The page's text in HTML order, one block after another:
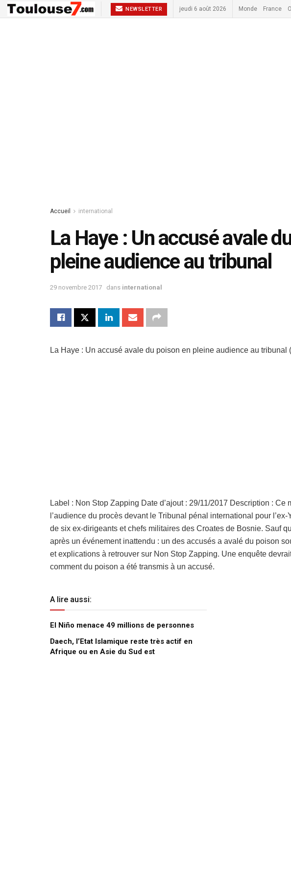
NEWSLETTER jeudi 6 août 2026 Monde France
Accueil international
La Haye : Un accusé avale
pleine audience au tribunal
29 novembre 2017 dans international
La Haye : Un accusé avale du poison en pleine audience au tribunal
Label : Non Stop Zapping Date d’ajout : 29/11/2017 Description : Ce
l’audience du procès devant le Tribunal pénal international pour
de six ex-dirigeants et chefs militaires des Croates de Bosnie. Sauf
après un événement inattendu : un des accusés a avalé du poison
et explications à retrouver sur Non Stop Zapping. Une enquête
comment du poison a été transmis à un accusé.
A lire aussi:
El Niño menace 49 millions de personnes
Daech, l’Etat Islamique reste très actif en
Afrique ou en Asie du Sud est